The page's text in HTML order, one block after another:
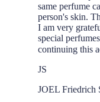
same perfume
person's skin.
I am very
special
continuing
JS
JOEL Friedrich